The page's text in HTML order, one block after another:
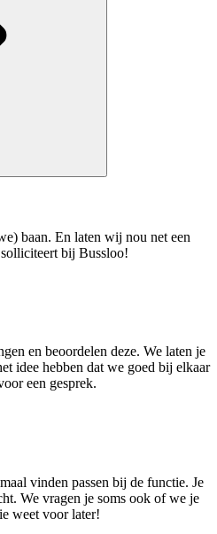
baan. En laten wij nou net een
bij Bussloo!
en beoordelen deze. We laten je
idee hebben dat we goed bij elkaar
een gesprek.
vinden passen bij de functie. Je
We vragen je soms ook of we je
weet voor later!